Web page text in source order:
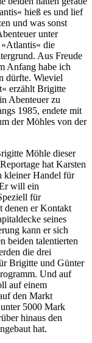
hieß es und lief
und was sonst
unter
die
Aus Freude
Anfang habe ich
dürfte. Wieviel
erzählt Brigitte
Abenteuer zu
1985, endete mit
der Möhles von der
Möhle dieser
hat Karsten
kleiner Handel für
will ein
für
denen er Kontakt
seines
kann er sich
beiden talentierten
die drei
Brigitte und Günter
Und auf
auf einem
den Markt
5000 Mark
hinaus den
hat.